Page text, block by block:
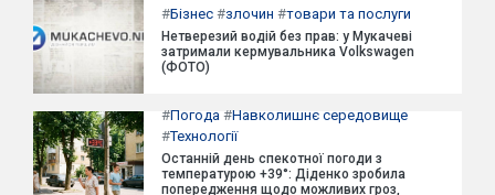
#Бізнес #злочин #товари та послуги
Нетверезий водій без прав: у Мукачеві
затримали кермувальника Volkswagen
(ФОТО)
#Погода #Навколишнє середовище
#Технології
Останній день спекотної погоди з
температурою +39°: Діденко зробила
попередження щодо можливих гроз,